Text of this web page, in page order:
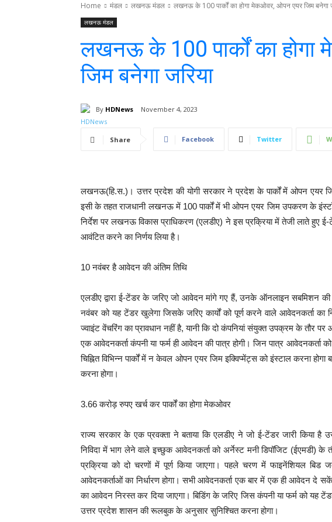
Home मंडल लखनऊ मंडल लखनऊ के 100 पार्कों का होगा मेकओवर, ओपन एयर जिम बनेगा
लखनऊ मंडल
लखनऊ के 100 पार्कों का
जिम बनेगा जरिया
By HDNews November 4, 2023
Share Facebook Twitter
लखनऊ(हि.स.)। उत्तर प्रदेश की योगी सरकार ने प्रदेश के पार्कों में ओपन एयर
इसी के तहत राजधानी लखनऊ में 100 पार्कों में भी ओपन एयर जिम उपकरण के
निर्देश पर लखनऊ विकास प्राधिकरण (एलडीए) ने इस प्रक्रिया में तेजी लाते हुए ई-
आवंटित करने का निर्णय लिया है।
10 नवंबर है आवेदन की अंतिम तिथि
एलडीए द्वारा ई-टेंडर के जरिए जो आवेदन मांगे गए हैं, उनके ऑनलाइन सबमिशन की
नवंबर को यह टेंडर खुलेगा जिसके जरिए कार्यों को पूर्ण करने वाले आवेदनकर्ता का
ज्वाइंट वेंचरिंग का प्रावधान नहीं है, यानी कि दो कंपनियां संयुक्त उपक्रम के
एक आवेदनकर्ता कंपनी या फर्म ही आवेदन की पात्र होगी। जिन पात्र
चिह्नित विभिन्न पार्कों में न केवल ओपन एयर जिम इक्विप्मेंट्स को इंस्टाल करना
करना होगा।
3.66 करोड़ रुपए खर्च कर पार्कों का होगा मेकओवर
राज्य सरकार के एक प्रवक्ता ने बताया कि एलडीए ने जो ई-टेंडर जारी किया
निविदा में भाग लेने वाले इच्छुक आवेदनकर्ता को अर्नेस्ट मनी डिपॉजिट (ईएमडी)
प्रक्रिया को दो चरणों में पूर्ण किया जाएगा। पहले चरण में फाइनेंशियल
आवेदनकर्ताओं का निर्धारण होगा। सभी आवेदनकर्ता एक बार में एक ही आवेदन
का आवेदन निरस्त कर दिया जाएगा। बिडिंग के जरिए जिस कंपनी या फर्म को यह
उत्तर प्रदेश शासन की रूलबुक के अनुसार सुनिश्चित करना होगा।